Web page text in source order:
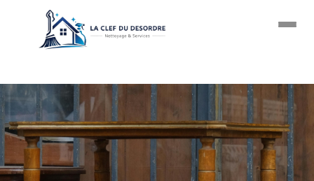
Passer au contenu principal